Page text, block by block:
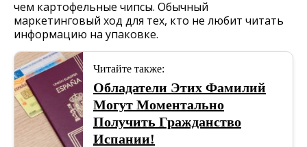
чем картофельные чипсы. Обычный
маркетинговый ход для тех, кто не любит читать
информацию на упаковке.
Читайте также:
Обладатели Этих Фамилий
Могут Моментально
Получить Гражданство
Испании!